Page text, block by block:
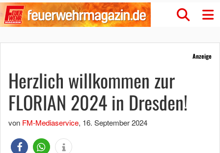
Anzeige
Herzlich willkommen zur
FLORIAN 2024 in Dresden!
von FM-Mediaservice, 16. September 2024